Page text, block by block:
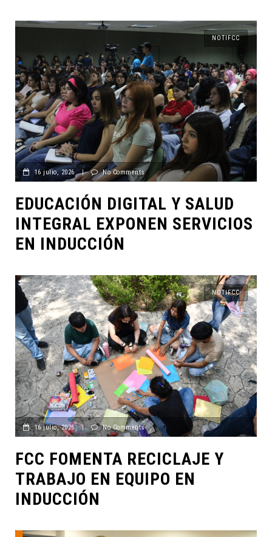
NOTIFCC
16 julio, 2026 | No Comments
EDUCACIÓN DIGITAL Y SALUD
INTEGRAL EXPONEN SERVICIOS
EN INDUCCIÓN
NOTIFCC
16 julio, 2026 | No Comments
FCC FOMENTA RECICLAJE Y
TRABAJO EN EQUIPO EN
INDUCCIÓN